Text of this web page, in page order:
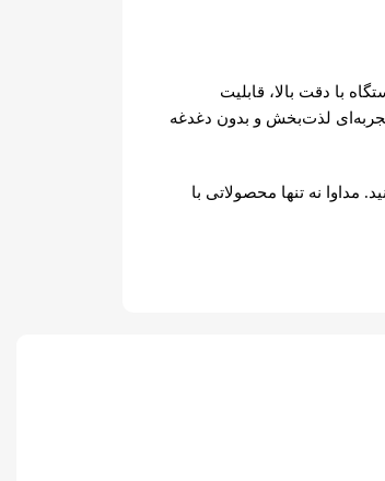
با دقت بالا، قابلیت
لذت‌بخش و بدون دغدغه
مداوا نه تنها محصولاتی با